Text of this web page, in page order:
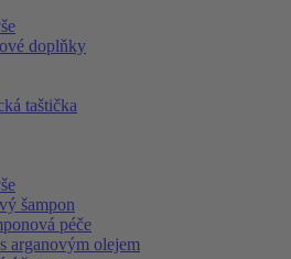
doplňky
taštička
šampon
péče
arganovým olejem